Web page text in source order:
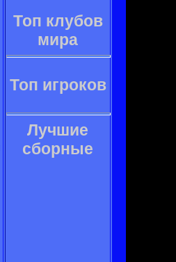
Топ клубов
мира
Топ игроков
Лучшие
сборные